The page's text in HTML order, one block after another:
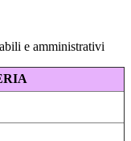
e amministrativi